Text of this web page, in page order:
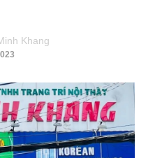
Khang